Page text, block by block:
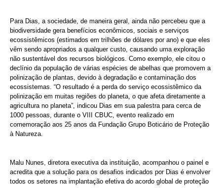
Para Dias, a sociedade, de maneira geral, ainda não percebeu que a
biodiversidade gera benefícios econômicos, sociais e serviços
ecossistêmicos (estimados em trilhões de dólares por ano) e que eles
vêm sendo apropriados a qualquer custo, causando uma exploração
não sustentável dos recursos biológicos. Como exemplo, ele citou o
declínio da população de várias espécies de abelhas que promovem a
polinização de plantas, devido à degradação e contaminação dos
ecossistemas. “O resultado é a perda do serviço ecossistêmico da
polinização em muitas regiões do planeta, o que afeta diretamente a
agricultura no planeta”, indicou Dias em sua palestra para cerca de
1000 pessoas, durante o VIII CBUC, evento realizado em
comemoração aos 25 anos da Fundação Grupo Boticário de Proteção
à Natureza.
Malu Nunes, diretora executiva da instituição, acompanhou o painel e
acredita que a solução para os desafios indicados por Dias é envolver
todos os setores na implantação efetiva do acordo global de proteção